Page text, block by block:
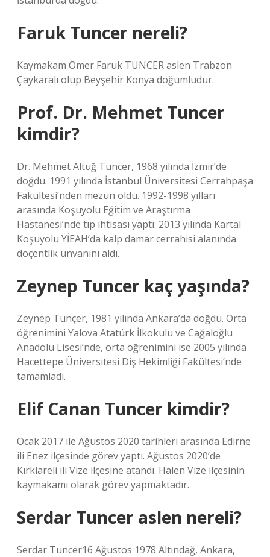
Faruk Tuncer nereli?
Kaymakam Ömer Faruk TUNCER aslen Trabzon
Çaykaralı olup Beyşehir Konya doğumludur.
Prof. Dr. Mehmet Tuncer
kimdir?
Dr. Mehmet Altuğ Tuncer, 1968 yılında İzmir’de
doğdu. 1991 yılında İstanbul Üniversitesi Cerrahpaşa
Fakültesi’nden mezun oldu. 1992-1998 yılları
arasında Koşuyolu Eğitim ve Araştırma
Hastanesi’nde tıp ihtisası yaptı. 2013 yılında Kartal
Koşuyolu YİEAH’da kalp damar cerrahisi alanında
doçentlik ünvanını aldı.
Zeynep Tuncer kaç yaşında?
Zeynep Tunçer, 1981 yılında Ankara’da doğdu. Orta
öğrenimini Yalova Atatürk İlkokulu ve Cağaloğlu
Anadolu Lisesi’nde, orta öğrenimini ise 2005 yılında
Hacettepe Üniversitesi Diş Hekimliği Fakültesi’nde
tamamladı.
Elif Canan Tuncer kimdir?
Ocak 2017 ile Ağustos 2020 tarihleri ​​arasında Edirne
ili Enez ilçesinde görev yaptı. Ağustos 2020’de
Kırklareli ili Vize ilçesine atandı. Halen Vize ilçesinin
kaymakamı olarak görev yapmaktadır.
Serdar Tuncer aslen nereli?
Serdar Tuncer16 Ağustos 1978 Altındağ, Ankara,